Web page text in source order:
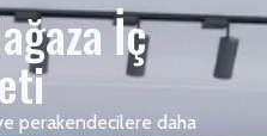
İç
perakendecilere daha